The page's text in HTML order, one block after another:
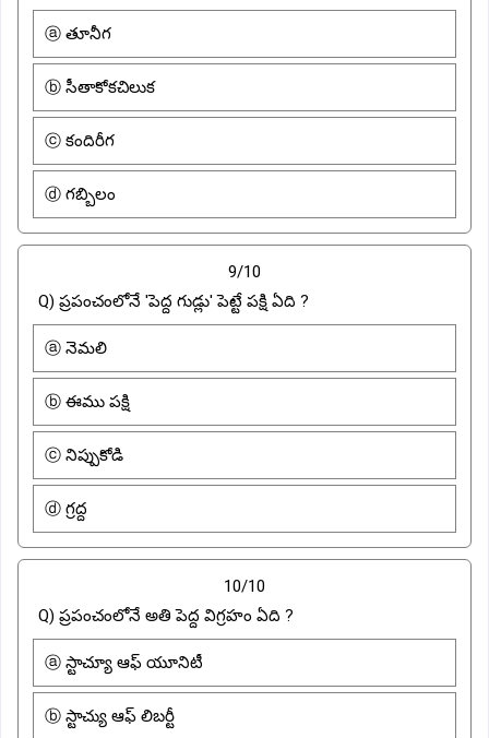
ⓐ తూనీగ
ⓑ సీతాకోకచిలుక
ⓒ కందిరీగ
ⓓ గబ్బిలం
9/10
Q) ప్రపంచంలోనే 'పెద్ద గుడ్లు' పెట్టే పక్షి ఏది ?
ⓐ నెమలి
ⓑ ఈము పక్షి
ⓒ నిప్పుకోడి
ⓓ గ్రద్ద
10/10
Q) ప్రపంచంలోనే అతి పెద్ద విగ్రహం ఏది ?
ⓐ స్టాచ్యూ ఆఫ్ యూనిటీ
ⓑ స్టాచ్యు ఆఫ్ లిబర్టీ